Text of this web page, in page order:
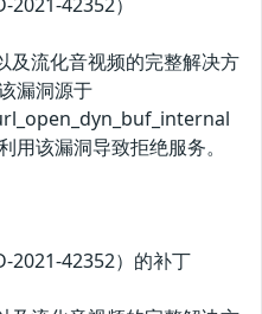
及流化音视频的完整解决方
漏洞源于
用该漏洞导致拒绝服务。
2021-42352）的补丁